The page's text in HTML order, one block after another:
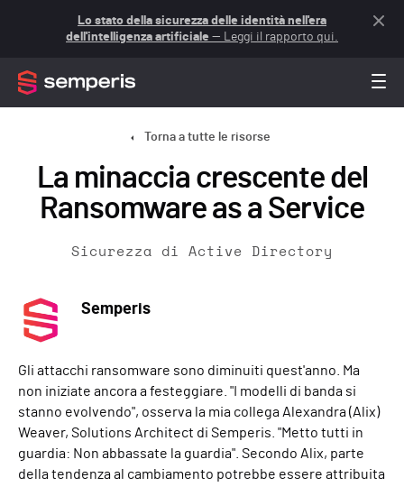
Lo stato della sicurezza delle identità nell'era
dell'intelligenza artificiale — Leggi il rapporto qui.
Torna a tutte le risorse
La minaccia crescente del
Ransomware as a Service
Sicurezza di Active Directory
Semperis
Gli attacchi ransomware sono diminuiti quest'anno. Ma
non iniziate ancora a festeggiare. "I modelli di banda si
stanno evolvendo", osserva la mia collega Alexandra (Alix)
Weaver, Solutions Architect di Semperis. "Metto tutti in
guardia: Non abbassate la guardia". Secondo Alix, parte
della tendenza al cambiamento potrebbe essere attribuita